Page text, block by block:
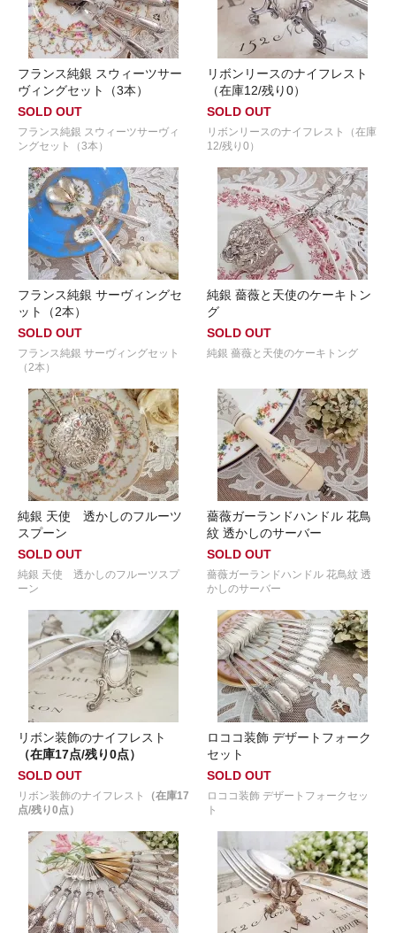
フランス純銀 スウィーツサー
ヴィングセット（3本）
SOLD OUT
フランス純銀 スウィーツサーヴィ
ングセット（3本）
リボンリースのナイフレスト
（在庫12/残り0）
SOLD OUT
リボンリースのナイフレスト（在庫
12/残り0）
フランス純銀 サーヴィングセ
ット（2本）
SOLD OUT
フランス純銀 サーヴィングセット
（2本）
純銀 薔薇と天使のケーキトン
グ
SOLD OUT
純銀 薔薇と天使のケーキトング
純銀 天使 透かしのフルーツ
スプーン
SOLD OUT
純銀 天使 透かしのフルーツスプ
ーン
薔薇ガーランドハンドル 花鳥
紋 透かしのサーバー
SOLD OUT
薔薇ガーランドハンドル 花鳥紋 透
かしのサーバー
リボン装飾のナイフレスト
（在庫17点/残り0点）
SOLD OUT
リボン装飾のナイフレスト
（在庫17
点/残り0点）
ロココ装飾 デザートフォーク
セット
SOLD OUT
ロココ装飾 デザートフォークセッ
ト